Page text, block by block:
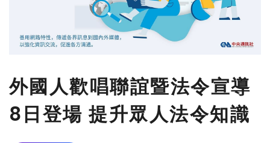
外國人歡唱聯誼暨法令宣導
8日登場 提升眾人法令知識